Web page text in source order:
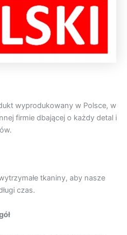
wyprodukowany w Polsce, w
firmie dbającej o każdy detal i
tkaniny, aby nasze
czas.